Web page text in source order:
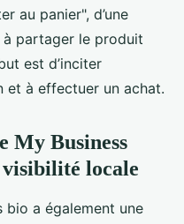
au panier", d’une
partager le produit
est d’inciter
et à effectuer un achat.
My Business
locale
a également une